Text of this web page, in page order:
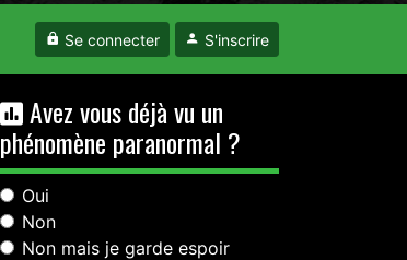
Se connecter S'inscrire
Avez vous déjà vu un
phénomène paranormal ?
Oui
Non
Non mais je garde espoir